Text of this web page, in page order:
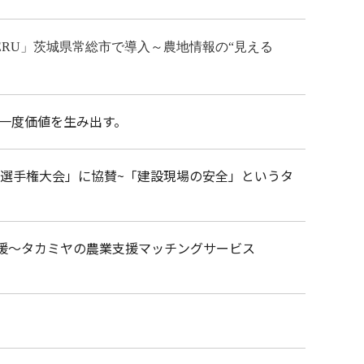
」茨城県常総市で導入～農地情報の“見える
価値を生み出す。
手権大会」に協賛~「建設現場の安全」というタ
タカミヤの農業支援マッチングサービス